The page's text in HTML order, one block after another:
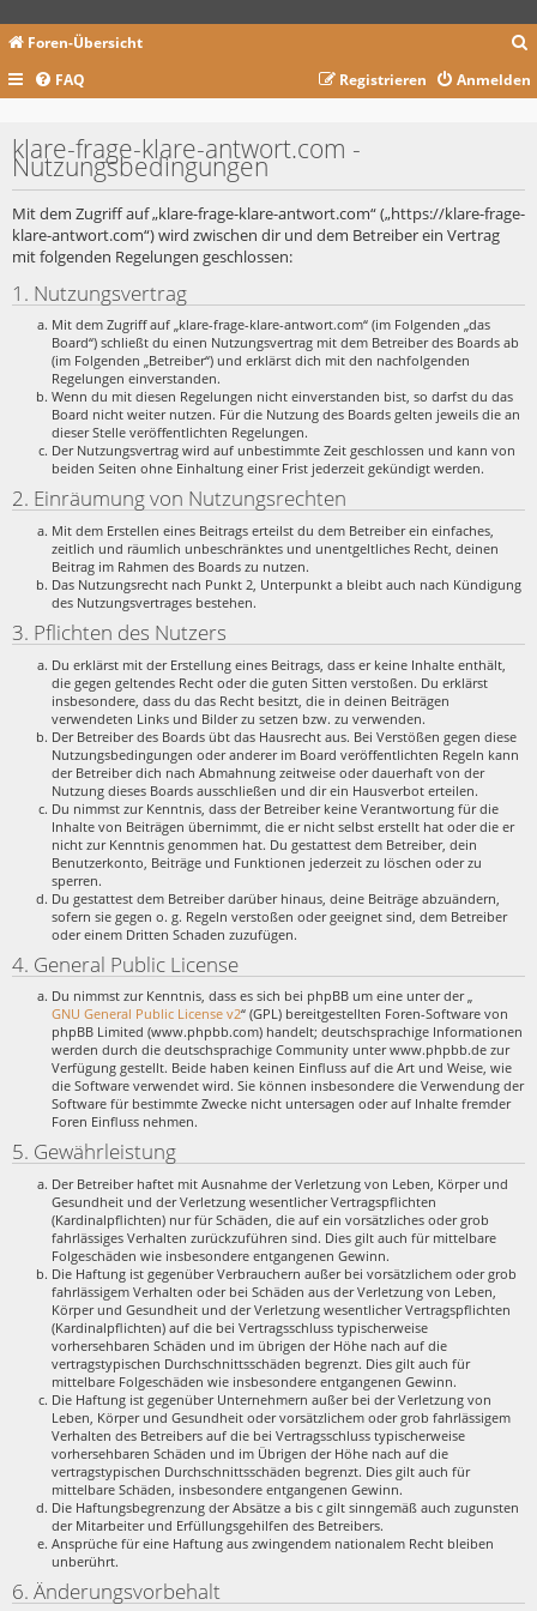
Foren-Übersicht
c
FAQ Anmelden
Registrieren
klare-frage-klare-antwort.com -
Nutzungsbedingungen
Mit dem Zugriff auf „klare-frage-klare-antwort.com“ („https://klare-frage-
klare-antwort.com“) wird zwischen dir und dem Betreiber ein Vertrag
mit folgenden Regelungen geschlossen:
1. Nutzungsvertrag
Mit dem Zugriff auf „klare-frage-klare-antwort.com“ (im Folgenden „das
Board“) schließt du einen Nutzungsvertrag mit dem Betreiber des Boards ab
(im Folgenden „Betreiber“) und erklärst dich mit den nachfolgenden
Regelungen einverstanden.
Wenn du mit diesen Regelungen nicht einverstanden bist, so darfst du das
Board nicht weiter nutzen. Für die Nutzung des Boards gelten jeweils die an
dieser Stelle veröffentlichten Regelungen.
Der Nutzungsvertrag wird auf unbestimmte Zeit geschlossen und kann von
beiden Seiten ohne Einhaltung einer Frist jederzeit gekündigt werden.
2. Einräumung von Nutzungsrechten
Mit dem Erstellen eines Beitrags erteilst du dem Betreiber ein einfaches,
zeitlich und räumlich unbeschränktes und unentgeltliches Recht, deinen
Beitrag im Rahmen des Boards zu nutzen.
Das Nutzungsrecht nach Punkt 2, Unterpunkt a bleibt auch nach Kündigung
des Nutzungsvertrages bestehen.
3. Pflichten des Nutzers
Du erklärst mit der Erstellung eines Beitrags, dass er keine Inhalte enthält,
die gegen geltendes Recht oder die guten Sitten verstoßen. Du erklärst
insbesondere, dass du das Recht besitzt, die in deinen Beiträgen
verwendeten Links und Bilder zu setzen bzw. zu verwenden.
Der Betreiber des Boards übt das Hausrecht aus. Bei Verstößen gegen diese
Nutzungsbedingungen oder anderer im Board veröffentlichten Regeln kann
der Betreiber dich nach Abmahnung zeitweise oder dauerhaft von der
Nutzung dieses Boards ausschließen und dir ein Hausverbot erteilen.
Du nimmst zur Kenntnis, dass der Betreiber keine Verantwortung für die
Inhalte von Beiträgen übernimmt, die er nicht selbst erstellt hat oder die er
nicht zur Kenntnis genommen hat. Du gestattest dem Betreiber, dein
Benutzerkonto, Beiträge und Funktionen jederzeit zu löschen oder zu
sperren.
Du gestattest dem Betreiber darüber hinaus, deine Beiträge abzuändern,
sofern sie gegen o. g. Regeln verstoßen oder geeignet sind, dem Betreiber
oder einem Dritten Schaden zuzufügen.
4. General Public License
Du nimmst zur Kenntnis, dass es sich bei phpBB um eine unter der „
GNU General Public License v2“ (GPL) bereitgestellten Foren-Software von
phpBB Limited (www.phpbb.com) handelt; deutschsprachige Informationen
werden durch die deutschsprachige Community unter www.phpbb.de zur
Verfügung gestellt. Beide haben keinen Einfluss auf die Art und Weise, wie
die Software verwendet wird. Sie können insbesondere die Verwendung der
Software für bestimmte Zwecke nicht untersagen oder auf Inhalte fremder
Foren Einfluss nehmen.
5. Gewährleistung
Der Betreiber haftet mit Ausnahme der Verletzung von Leben, Körper und
Gesundheit und der Verletzung wesentlicher Vertragspflichten
(Kardinalpflichten) nur für Schäden, die auf ein vorsätzliches oder grob
fahrlässiges Verhalten zurückzuführen sind. Dies gilt auch für mittelbare
Folgeschäden wie insbesondere entgangenen Gewinn.
Die Haftung ist gegenüber Verbrauchern außer bei vorsätzlichem oder grob
fahrlässigem Verhalten oder bei Schäden aus der Verletzung von Leben,
Körper und Gesundheit und der Verletzung wesentlicher Vertragspflichten
(Kardinalpflichten) auf die bei Vertragsschluss typischerweise
vorhersehbaren Schäden und im übrigen der Höhe nach auf die
vertragstypischen Durchschnittsschäden begrenzt. Dies gilt auch für
mittelbare Folgeschäden wie insbesondere entgangenen Gewinn.
Die Haftung ist gegenüber Unternehmern außer bei der Verletzung von
Leben, Körper und Gesundheit oder vorsätzlichem oder grob fahrlässigem
Verhalten des Betreibers auf die bei Vertragsschluss typischerweise
vorhersehbaren Schäden und im Übrigen der Höhe nach auf die
vertragstypischen Durchschnittsschäden begrenzt. Dies gilt auch für
mittelbare Schäden, insbesondere entgangenen Gewinn.
Die Haftungsbegrenzung der Absätze a bis c gilt sinngemäß auch zugunsten
der Mitarbeiter und Erfüllungsgehilfen des Betreibers.
Ansprüche für eine Haftung aus zwingendem nationalem Recht bleiben
unberührt.
6. Änderungsvorbehalt